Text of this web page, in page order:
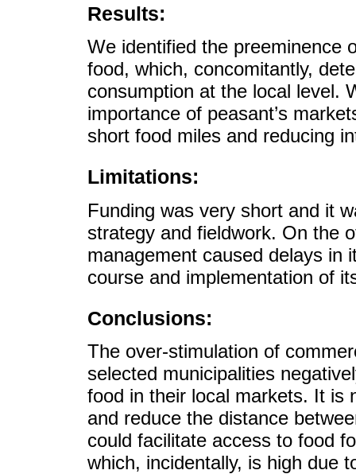
Results:
We identified the preeminence
food, which, concomitantly,
consumption at the local level.
importance of peasant’s
short food miles and reducing
Limitations:
Funding was very short and it
strategy and fieldwork. On the
management caused delays in
course and implementation of
Conclusions:
The over-stimulation of
selected municipalities
food in their local markets. It is
and reduce the distance
could facilitate access to food
which, incidentally, is high due